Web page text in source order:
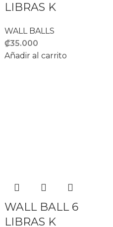
LIBRAS K
WALL BALLS
₡35.000
Añadir al carrito
WALL BALL 6
LIBRAS K